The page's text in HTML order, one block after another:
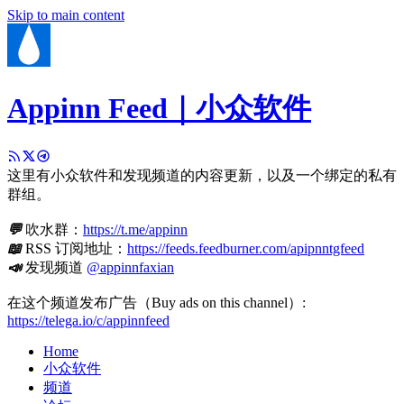
Skip to main content
Appinn Feed｜小众软件
这里有小众软件和发现频道的内容更新，以及一个绑定的私有
群组。
💬吹水群： https://t.me/appinn
📖RSS 订阅地址： https://feeds.feedburner.com/apipnntgfeed
📣发现频道 @appinnfaxian
在这个频道发布广告（Buy ads on this channel）:
https://telega.io/c/appinnfeed
Home
小众软件
频道